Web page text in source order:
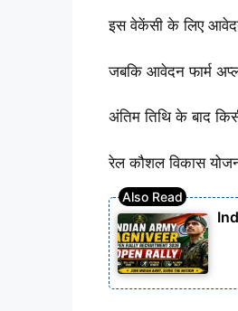
इस वेकेंसी के लिए
जबकि आवेदन फार्म
अंतिम तिथि के बाद
रेल कौशल विकास